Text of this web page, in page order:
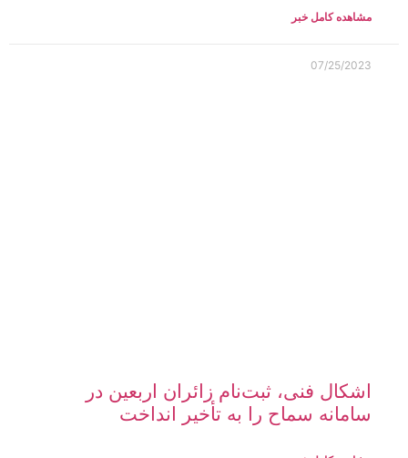
مشاهده کامل خبر
07/25/2023
اشکال فنی، ثبت‌نام زائران اربعین در
سامانه سماح را به تأخیر انداخت